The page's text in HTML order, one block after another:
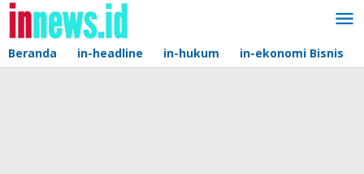
Lewati
konten
Beranda in-headline in-hukum in-ekonomi Bisnis